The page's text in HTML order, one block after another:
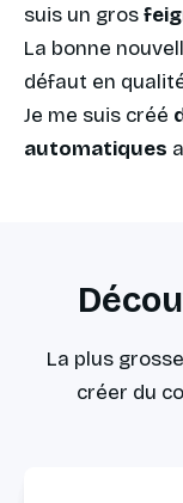
suis un gros
La bonne
défaut en
Je me suis créé
automatiques
La plus
créer du